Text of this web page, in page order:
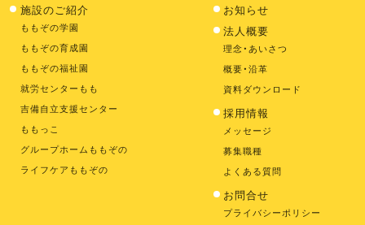
施設のご紹介
ももぞの学園
ももぞの育成園
ももぞの福祉園
就労センターもも
吉備自立支援センター
ももっこ
グループホームももぞの
ライフケアももぞの
お知らせ
法人概要
理念・あいさつ
概要・沿革
資料ダウンロード
採用情報
メッセージ
募集職種
よくある質問
お問合せ
プライバシーポリシー